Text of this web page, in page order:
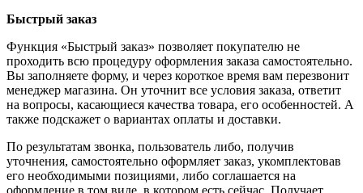
Быстрый заказ
Функция «Быстрый заказ» позволяет покупателю не
проходить всю процедуру оформления заказа самостоятельно.
Вы заполняете форму, и через короткое время вам перезвонит
менеджер магазина. Он уточнит все условия заказа, ответит
на вопросы, касающиеся качества товара, его особенностей. А
также подскажет о вариантах оплаты и доставки.
По результатам звонка, пользователь либо, получив
уточнения, самостоятельно оформляет заказ, укомплектовав
его необходимыми позициями, либо соглашается на